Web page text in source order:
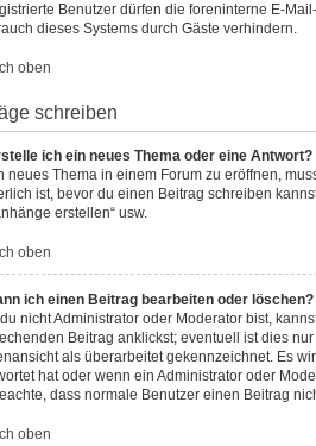
Benutzer dürfen die foreninterne E-
dieses Systems durch Gäste verhindern.
oben
schreiben
ich ein neues Thema oder eine Antwort?
neues Thema in einem Forum zu eröffnen,
ist, bevor du einen Beitrag schreiben
erstellen“ usw.
oben
ich einen Beitrag bearbeiten oder löschen?
nicht Administrator oder Moderator bist,
Beitrag anklickst; eventuell ist dies
als überarbeitet gekennzeichnet. Es
hat oder wenn ein Administrator oder
dass normale Benutzer einen Beitrag
oben